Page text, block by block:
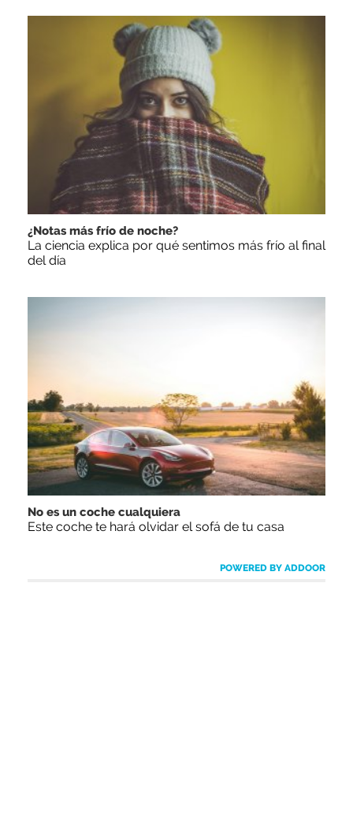
¿Notas más frío de noche?
La ciencia explica por qué sentimos más frío al final
del día
No es un coche cualquiera
Este coche te hará olvidar el sofá de tu casa
POWERED BY ADDOOR